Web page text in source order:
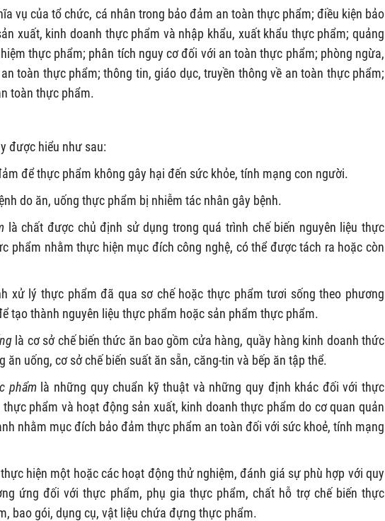
vụ của tổ chức, cá nhân trong bảo đảm an toàn thực phẩm; điều kiện bảo
xuất, kinh doanh thực phẩm và nhập khẩu, xuất khẩu thực phẩm; quảng
thực phẩm; phân tích nguy cơ đối với an toàn thực phẩm; phòng ngừa,
toàn thực phẩm; thông tin, giáo dục, truyền thông về an toàn thực phẩm;
toàn thực phẩm.
được hiểu như sau:
để thực phẩm không gây hại đến sức khỏe, tính mạng con người.
do ăn, uống thực phẩm bị nhiễm tác nhân gây bệnh.
là chất được chủ định sử dụng trong quá trình chế biến nguyên liệu thực
phẩm nhằm thực hiện mục đích công nghệ, có thể được tách ra hoặc còn
xử lý thực phẩm đã qua sơ chế hoặc thực phẩm tươi sống theo phương
tạo thành nguyên liệu thực phẩm hoặc sản phẩm thực phẩm.
là cơ sở chế biến thức ăn bao gồm cửa hàng, quầy hàng kinh doanh thức
ăn uống, cơ sở chế biến suất ăn sẵn, căng-tin và bếp ăn tập thể.
phẩmlà những quy chuẩn kỹ thuật và những quy định khác đối với thực
phẩm và hoạt động sản xuất, kinh doanh thực phẩm do cơ quan quản
nhằm mục đích bảo đảm thực phẩm an toàn đối với sức khoẻ, tính mạng
thực hiện một hoặc các hoạt động thử nghiệm, đánh giá sự phù hợp với quy
ứng đối với thực phẩm, phụ gia thực phẩm, chất hỗ trợ chế biến thực
bao gói, dụng cụ, vật liệu chứa đựng thực phẩm.